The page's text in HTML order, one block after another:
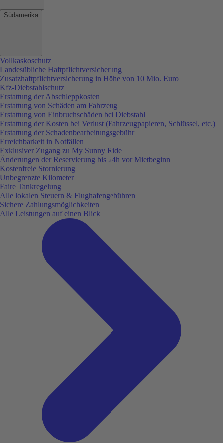
Südamerika
Vollkaskoschutz
Landesübliche Haftpflichtversicherung
Zusatzhaftpflichtversicherung in Höhe von 10 Mio. Euro
Kfz-Diebstahlschutz
Erstattung der Abschleppkosten
Erstattung von Schäden am Fahrzeug
Erstattung von Einbruchschäden bei Diebstahl
Erstattung der Kosten bei Verlust (Fahrzeugpapieren, Schlüssel, etc.)
Erstattung der Schadenbearbeitungsgebühr
Erreichbarkeit in Notfällen
Exklusiver Zugang zu My Sunny Ride
Änderungen der Reservierung bis 24h vor Mietbeginn
Kostenfreie Stornierung
Unbegrenzte Kilometer
Faire Tankregelung
Alle lokalen Steuern & Flughafengebühren
Sichere Zahlungsmöglichkeiten
Alle Leistungen auf einen Blick